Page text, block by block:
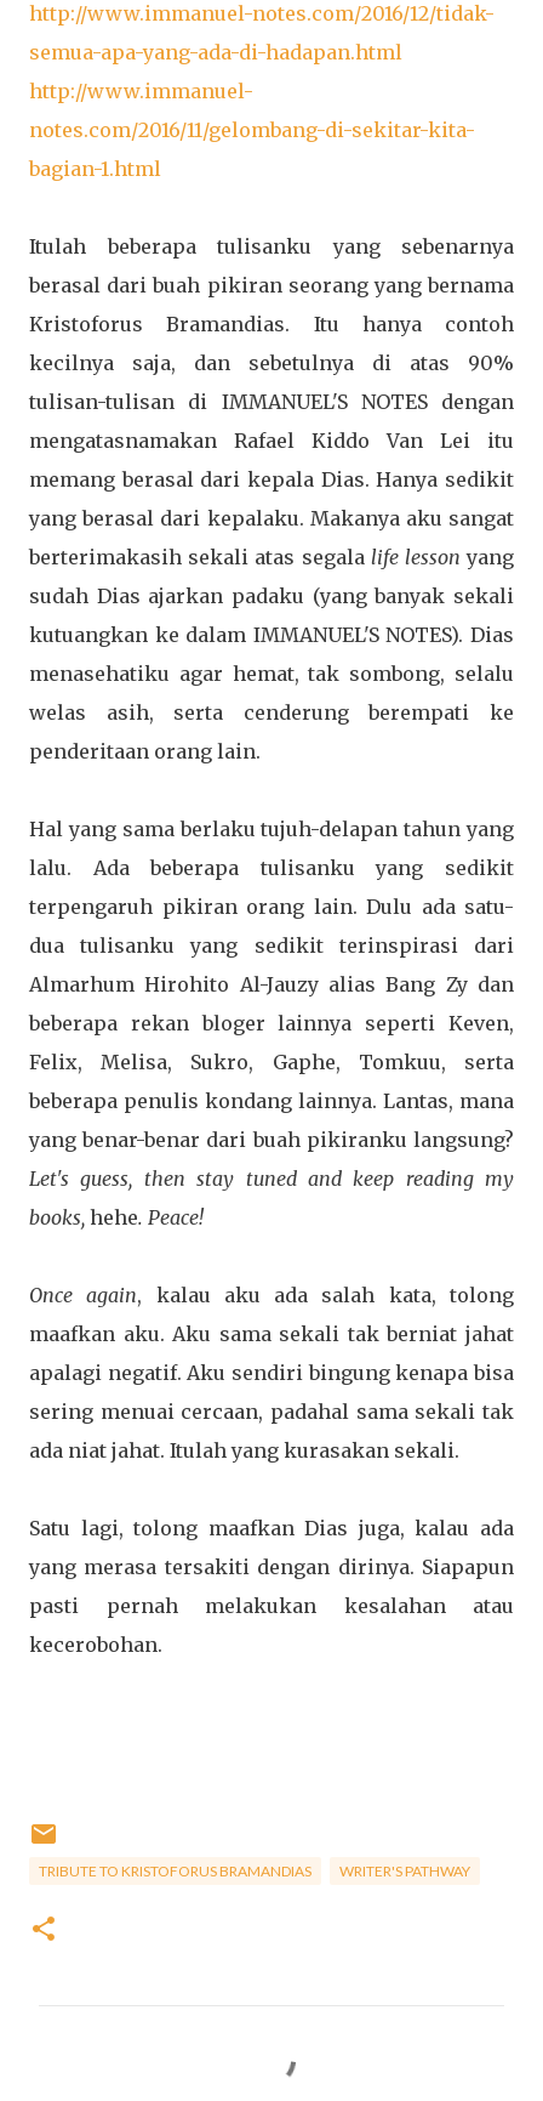
http://www.immanuel-notes.com/2016/12/tidak-
semua-apa-yang-ada-di-hadapan.html
http://www.immanuel-
notes.com/2016/11/gelombang-di-sekitar-kita-
bagian-1.html
Itulah beberapa tulisanku yang sebenarnya
berasal dari buah pikiran seorang yang bernama
Kristoforus Bramandias. Itu hanya contoh
kecilnya saja, dan sebetulnya di atas 90%
tulisan-tulisan di IMMANUEL'S NOTES dengan
mengatasnamakan Rafael Kiddo Van Lei itu
memang berasal dari kepala Dias. Hanya sedikit
yang berasal dari kepalaku. Makanya aku sangat
berterimakasih sekali atas segala life lesson yang
sudah Dias ajarkan padaku (yang banyak sekali
kutuangkan ke dalam IMMANUEL'S NOTES). Dias
menasehatiku agar hemat, tak sombong, selalu
welas asih, serta cenderung berempati ke
penderitaan orang lain.
Hal yang sama berlaku tujuh-delapan tahun yang
lalu. Ada beberapa tulisanku yang sedikit
terpengaruh pikiran orang lain. Dulu ada satu-
dua tulisanku yang sedikit terinspirasi dari
Almarhum Hirohito Al-Jauzy alias Bang Zy dan
beberapa rekan bloger lainnya seperti Keven,
Felix, Melisa, Sukro, Gaphe, Tomkuu, serta
beberapa penulis kondang lainnya. Lantas, mana
yang benar-benar dari buah pikiranku langsung?
Let's guess, then stay tuned and keep reading my
books, hehe. Peace!
Once again, kalau aku ada salah kata, tolong
maafkan aku. Aku sama sekali tak berniat jahat
apalagi negatif. Aku sendiri bingung kenapa bisa
sering menuai cercaan, padahal sama sekali tak
ada niat jahat. Itulah yang kurasakan sekali.
Satu lagi, tolong maafkan Dias juga, kalau ada
yang merasa tersakiti dengan dirinya. Siapapun
pasti pernah melakukan kesalahan atau
kecerobohan.
TRIBUTE TO KRISTOFORUS BRAMANDIAS WRITER'S PATHWAY